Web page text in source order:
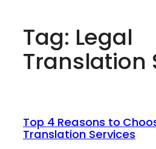
Tag: Legal
Translation
Top 4 Reasons to
Translation Services